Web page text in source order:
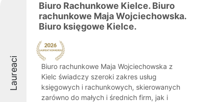
Laureaci
Biuro Rachunkowe Kielce. Biuro
rachunkowe Maja Wojciechowska.
Biuro księgowe Kielce.
Biuro rachunkowe Maja Wojciechowska z
Kielc świadczy szeroki zakres usług
księgowych i rachunkowych, skierowanych
zarówno do małych i średnich firm, jak i